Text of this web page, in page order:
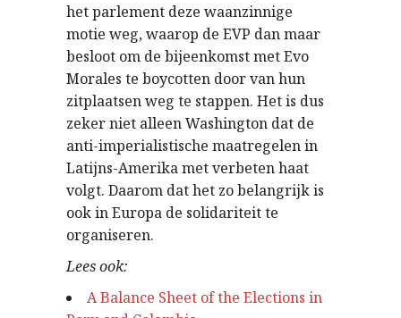
het parlement deze waanzinnige
motie weg, waarop de EVP dan maar
besloot om de bijeenkomst met Evo
Morales te boycotten door van hun
zitplaatsen weg te stappen. Het is dus
zeker niet alleen Washington dat de
anti-imperialistische maatregelen in
Latijns-Amerika met verbeten haat
volgt. Daarom dat het zo belangrijk is
ook in Europa de solidariteit te
organiseren.
Lees ook:
A Balance Sheet of the Elections in